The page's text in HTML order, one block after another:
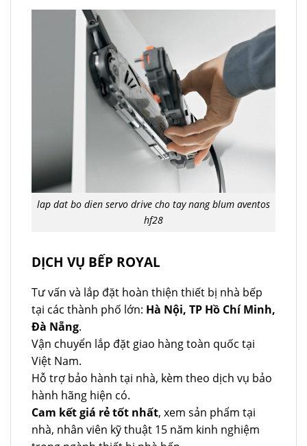
lap dat bo dien servo drive cho tay nang blum aventos
hf28
DỊCH VỤ BẾP ROYAL
Tư vấn và lắp đặt hoàn thiện thiết bị nhà bếp
tại các thành phố lớn: Hà Nội, TP Hồ Chí Minh,
Đà Nẵng.
Vận chuyển lắp đặt giao hàng toàn quốc tại
Việt Nam.
Hỗ trợ bảo hành tại nhà, kèm theo dịch vụ bảo
hành hãng hiện có.
Cam kết giá rẻ tốt nhất, xem sản phẩm tại
nhà, nhân viên kỹ thuật 15 năm kinh nghiệm